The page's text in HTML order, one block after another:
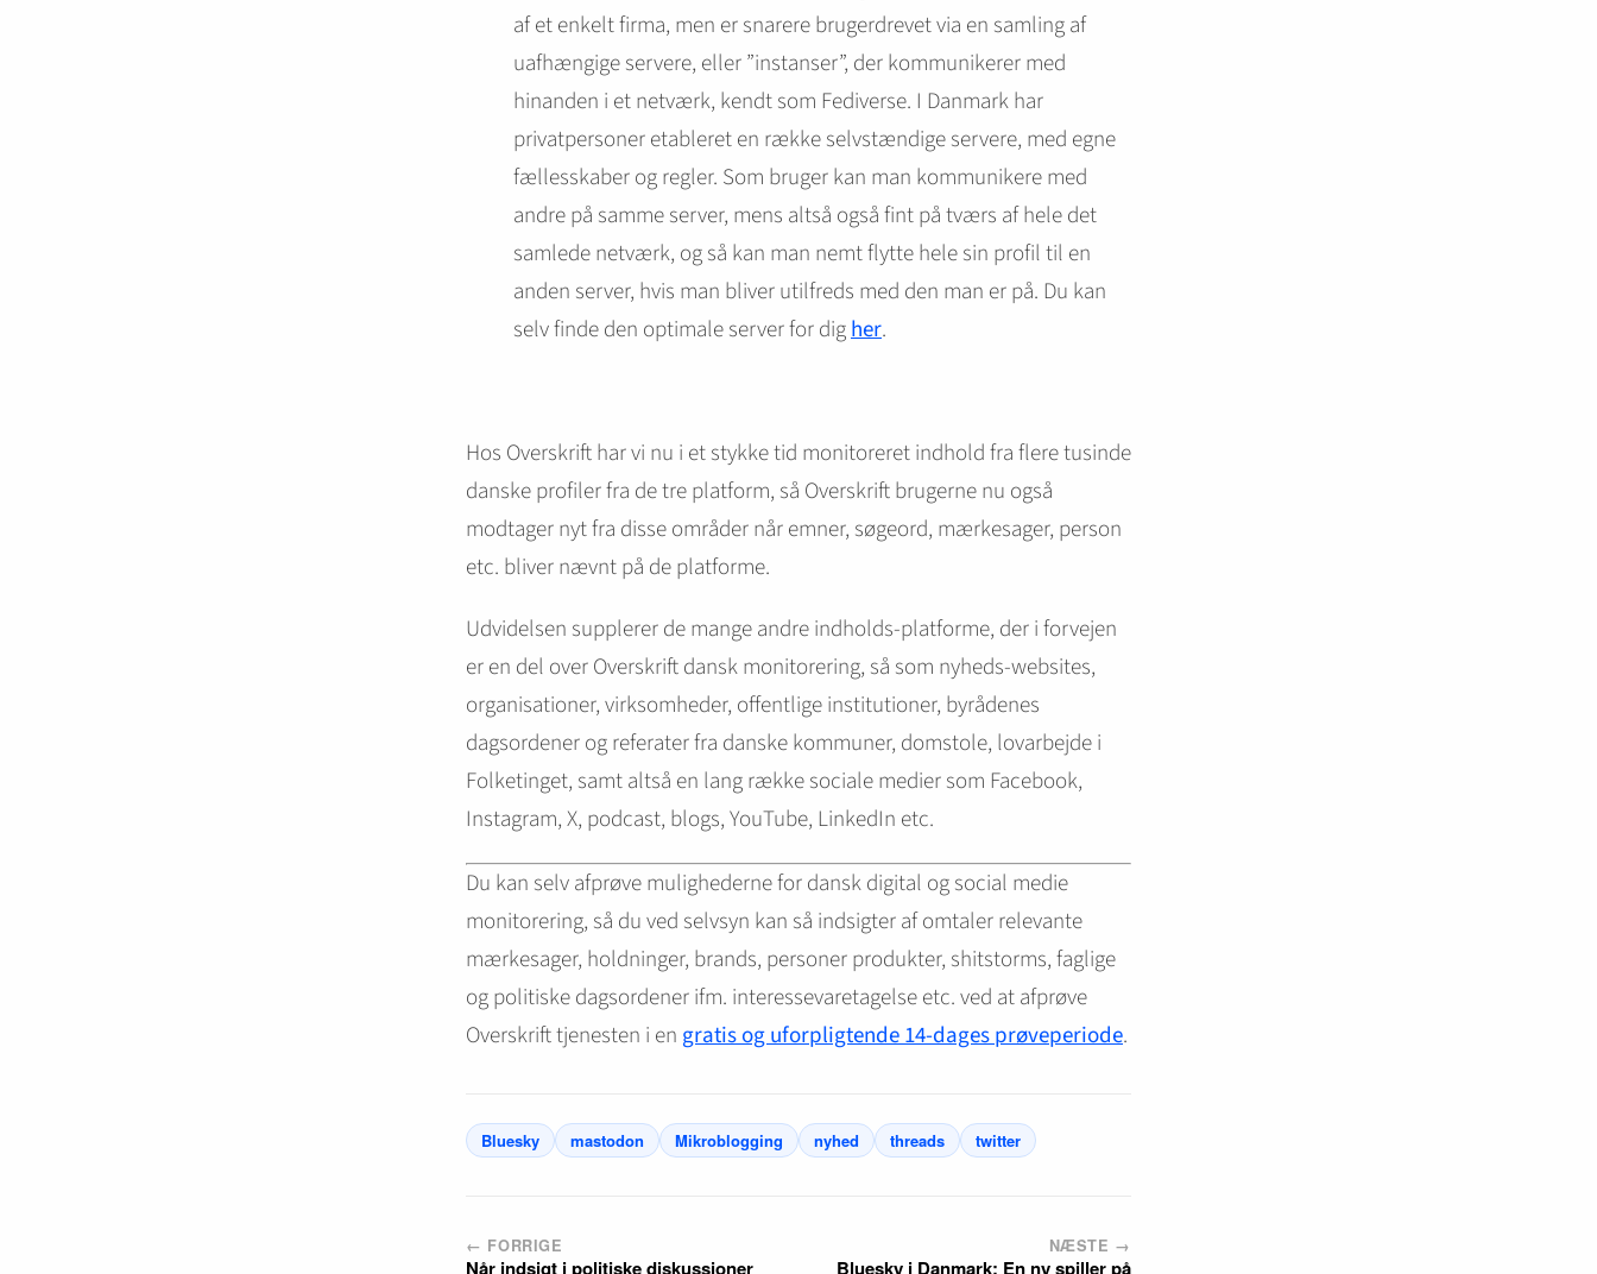
af et enkelt firma, men er snarere brugerdrevet via en samling af
uafhængige servere, eller ”instanser”, der kommunikerer med
hinanden i et netværk, kendt som Fediverse. I Danmark har
privatpersoner etableret en række selvstændige servere, med egne
fællesskaber og regler. Som bruger kan man kommunikere med
andre på samme server, mens altså også fint på tværs af hele det
samlede netværk, og så kan man nemt flytte hele sin profil til en
anden server, hvis man bliver utilfreds med den man er på. Du kan
selv finde den optimale server for digher.
Hos Overskrift har vi nu i et stykke tid monitoreret indhold fra flere tusinde
danske profiler fra de tre platform, så Overskrift brugerne nu også
modtager nyt fra disse områder når emner, søgeord, mærkesager, person
etc. bliver nævnt på de platforme.
Udvidelsen supplerer de mange andre indholds-platforme, der i forvejen
er en del over Overskrift dansk monitorering, så som nyheds-websites,
organisationer, virksomheder, offentlige institutioner, byrådenes
dagsordener og referater fra danske kommuner, domstole, lovarbejde i
Folketinget, samt altså en lang række sociale medier som Facebook,
Instagram, X, podcast, blogs, YouTube, LinkedIn etc.
Du kan selv afprøve mulighederne for dansk digital og social medie
monitorering, så du ved selvsyn kan så indsigter af omtaler relevante
mærkesager, holdninger, brands, personer produkter, shitstorms, faglige
og politiske dagsordener ifm. interessevaretagelse etc. ved at afprøve
Overskrift tjenesten i en gratis og uforpligtende 14-dages prøveperiode.
Bluesky mastodon Mikroblogging nyhed threads twitter
← FORRIGE
Når indsigt i politiske diskussioner
NÆSTE →
Bluesky i Danmark: En ny spiller på